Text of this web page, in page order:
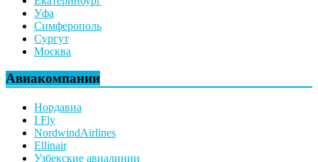
Уфа
Симферополь
Сургут
Москва
Авиакомпании
Нордавиа
I Fly
NordwindAirlines
Ellinair
Узбекские авиалинии